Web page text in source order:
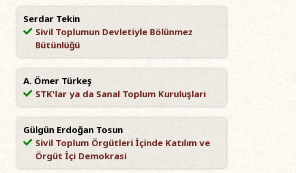
Serdar Tekin
Sivil Toplumun Devletiyle Bölünmez
Bütünlüğü
A. Ömer Türkeş
STK'lar ya da Sanal Toplum Kuruluşları
Gülgün Erdoğan Tosun
Sivil Toplum Örgütleri İçinde Katılım ve
Örgüt İçi Demokrasi